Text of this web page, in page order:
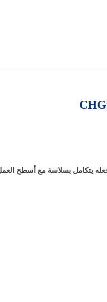
يتكامل بسلاسة مع أسطح